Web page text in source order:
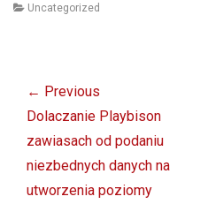
Categories
Uncategorized
navigation
← Previous
Previous
post:
Dolaczanie Playbison
zawiasach od podaniu
niezbednych danych na
utworzenia poziomy